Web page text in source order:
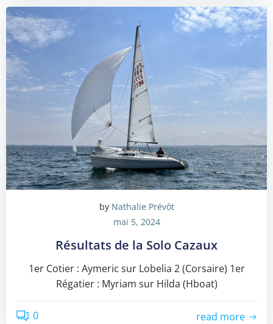
by Nathalie Prévôt
mai 5, 2024
Résultats de la Solo Cazaux
1er Cotier : Aymeric sur Lobelia 2 (Corsaire) 1er
Régatier : Myriam sur Hilda (Hboat)
0 read more